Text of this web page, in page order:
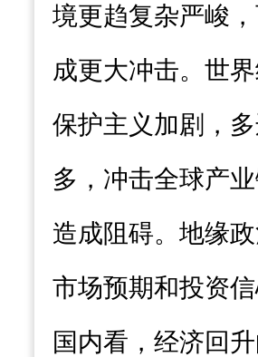
境更趋复杂严峻
成更大冲击。世
保护主义加剧，
多，冲击全球产
造成阻碍。地缘
市场预期和投资
国内看，经济回